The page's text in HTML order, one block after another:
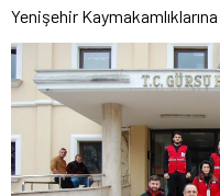
Yenişehir Kaymakamlıklarına